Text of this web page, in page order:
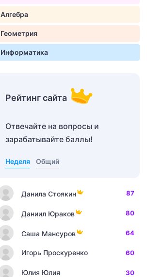
Алгебра
Геометрия
Информатика
Рейтинг сайта
Отвечайте на вопросы и
зарабатывайте баллы!
Неделя Общий
Данила Стоякин 87
Даниил Юраков 80
Саша Мансуров 64
Игорь Проскуренко 60
Юлия Юлия 30